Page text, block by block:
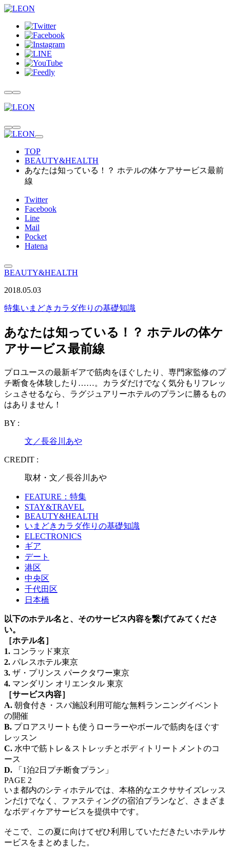
TOP
BEAUTY&HEALTH
あなたは知っている！？ ホテルの体ケアサービス最前
線
Twitter
Facebook
Line
Mail
Pocket
Hatena
BEAUTY&HEALTH
2018.05.03
特集いまどきカラダ作りの基礎知識
あなたは知っている！？ ホテルの体ケ
アサービス最前線
プロユースの最新ギアで筋肉をほぐしたり、専門家監修のプ
チ断食を体験したり……。カラダだけでなく気分もリフレッ
シュさせるなら、ラグジュアリーホテルのプランに勝るもの
はありません！
BY :
文／長谷川あや
CREDIT :
取材・文／長谷川あや
FEATURE：特集
STAY&TRAVEL
BEAUTY&HEALTH
いまどきカラダ作りの基礎知識
ELECTRONICS
ギア
デート
港区
中央区
千代田区
日本橋
以下のホテル名と、そのサービス内容を繋げてみてくださ
い。
［ホテル名］
1. コンラッド東京
2. パレスホテル東京
3. ザ・プリンス パークタワー東京
4. マンダリン オリエンタル 東京
［サービス内容］
A. 朝食付き・スパ施設利用可能な無料ランニングイベント
の開催
B. プロアスリートも使うローラーやボールで筋肉をほぐす
レッスン
C. 水中で筋トレ＆ストレッチとボディトリートメントのコ
ース
D.
「1泊2日プチ断食プラン」
PAGE 2
いま都内のシティホテルでは、本格的なエクササイズレッス
ンだけでなく、ファスティングの宿泊プランなど、さまざま
なボディケアサービスを提供中です。
そこで、この夏に向けてぜひ利用していただきたいホテルサ
ービスをまとめました。